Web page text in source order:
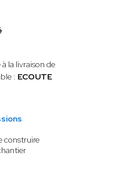
la livraison de
: ECOUTE
construire